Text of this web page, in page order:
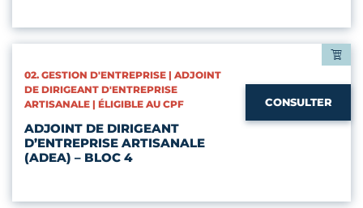
CATÉGORIES :
02. GESTION D'ENTREPRISE | ADJOINT
DE DIRIGEANT D'ENTREPRISE
ARTISANALE | ÉLIGIBLE AU CPF
ADJOINT DE DIRIGEANT
D’ENTREPRISE ARTISANALE
(ADEA) – BLOC 4
CONSULTER